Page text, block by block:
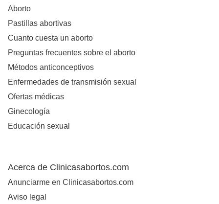
Aborto
Pastillas abortivas
Cuanto cuesta un aborto
Preguntas frecuentes sobre el aborto
Métodos anticonceptivos
Enfermedades de transmisión sexual
Ofertas médicas
Ginecología
Educación sexual
Acerca de Clinicasabortos.com
Anunciarme en Clinicasabortos.com
Aviso legal